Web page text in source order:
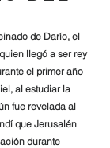
de Darío, el
llegó a ser rey
el primer año
al estudiar la
fue revelada al
que Jerusalén
durante